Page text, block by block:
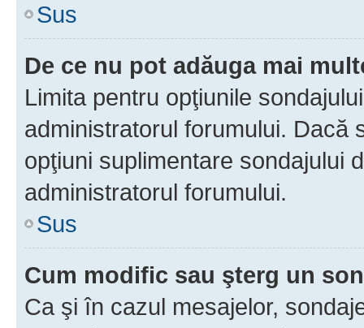
Sus
De ce nu pot adăuga mai
Limita pentru opţiunile
administratorul forumului. Dacă
opţiuni suplimentare sondajului
administratorul forumului.
Sus
Cum modific sau şterg un
Ca şi în cazul mesajelor,